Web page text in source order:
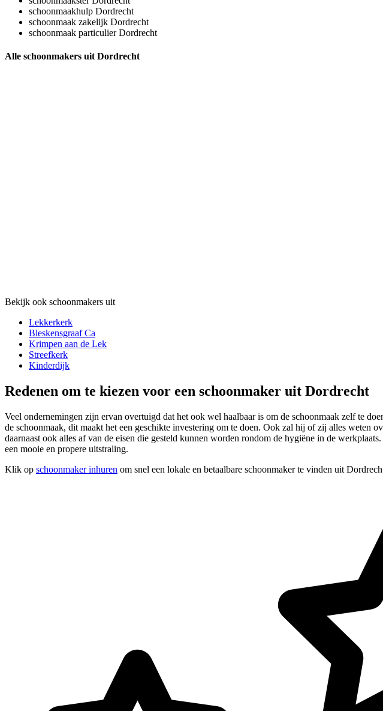
schoonmaakhulp Dordrecht
schoonmaak zakelijk Dordrecht
schoonmaak particulier Dordrecht
Alle schoonmakers uit Dordrecht
Bekijk ook schoonmakers uit
Lekkerkerk
Bleskensgraaf Ca
Krimpen aan de Lek
Streefkerk
Kinderdijk
Redenen om te kiezen voor een schoonmaker uit Dordrecht
Veel ondernemingen zijn ervan overtuigd dat het ook wel haalbaar is om de schoonmaak zelf te
de schoonmaak, dit maakt het een geschikte investering om te doen. Ook zal hij of zij alles weten
daarnaast ook alles af van de eisen die gesteld kunnen worden rondom de hygiëne in de
een mooie en propere uitstraling.
Klik op schoonmaker inhuren om snel een lokale en betaalbare schoonmaker te vinden uit